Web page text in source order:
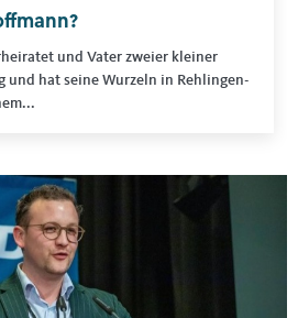
und Vater zweier kleiner
und hat seine Wurzeln in Rehlingen-